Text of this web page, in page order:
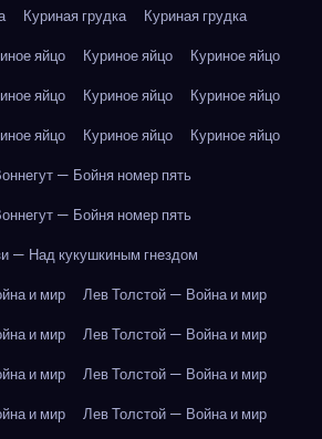
Куриная грудка
Куриная грудка
яйцо Куриное яйцо
Куриное яйцо
яйцо Куриное яйцо
Куриное яйцо
яйцо Куриное яйцо
Куриное яйцо
— Бойня номер пять
— Бойня номер пять
— Над кукушкиным гнездом
и мир
Лев Толстой — Война и мир
и мир
Лев Толстой — Война и мир
и мир
Лев Толстой — Война и мир
и мир
Лев Толстой — Война и мир